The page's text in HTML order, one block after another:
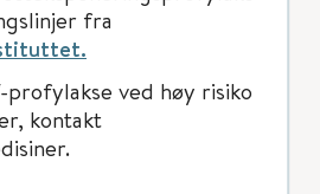
fra
ved høy risiko
kontakt